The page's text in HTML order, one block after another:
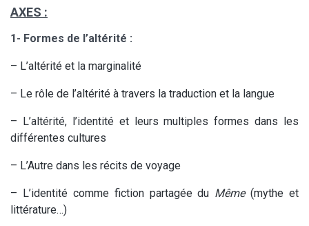
AXES :
1- Formes de l’altérité :
– L’altérité et la marginalité
– Le rôle de l’altérité à travers la traduction et la langue
– L’altérité, l’identité et leurs multiples formes dans les
différentes cultures
– L’Autre dans les récits de voyage
– L’identité comme fiction partagée du Même(mythe et
littérature…)